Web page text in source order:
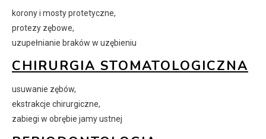
korony i mosty protetyczne,
protezy zębowe,
uzupełnianie braków w uzębieniu
CHIRURGIA STOMATOLOGICZNA
usuwanie zębów,
ekstrakcje chirurgiczne,
zabiegi w obrębie jamy ustnej